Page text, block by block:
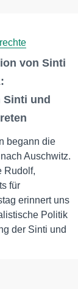
von Sinti
Sinti und
begann die
Auschwitz.
Rudolf,
für
erinnert uns
Politik
der Sinti und